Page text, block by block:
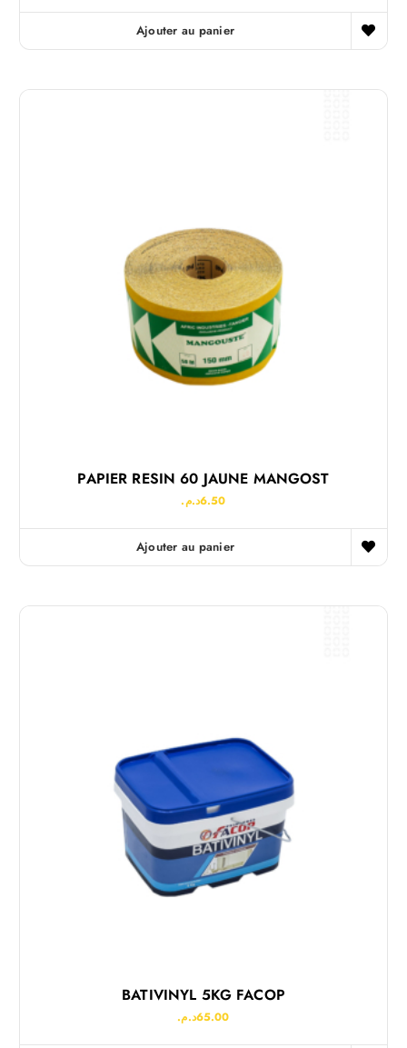
Ajouter au panier
PAPIER RESIN 60 JAUNE MANGOST
6.50د.م.
Ajouter au panier
BATIVINYL 5KG FACOP
65.00د.م.